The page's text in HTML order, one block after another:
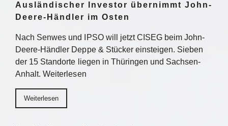
Ausländischer Investor übernimmt John-
Deere-Händler im Osten
Nach Senwes und IPSO will jetzt CISEG beim John-
Deere-Händler Deppe & Stücker einsteigen. Sieben
der 15 Standorte liegen in Thüringen und Sachsen-
Anhalt. Weiterlesen
Weiterlesen